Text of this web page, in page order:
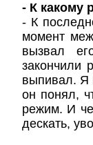
- К какому
- К
момент
вызвал
закончили
выпивал. Я
он понял,
режим. И
дескать,